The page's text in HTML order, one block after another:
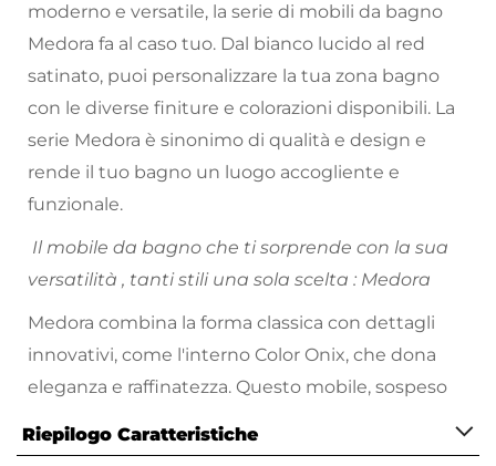
moderno e versatile, la serie di mobili da bagno
Medora fa al caso tuo. Dal bianco lucido al red
satinato, puoi personalizzare la tua zona bagno
con le diverse finiture e colorazioni disponibili. La
serie Medora è sinonimo di qualità e design e
rende il tuo bagno un luogo accogliente e
funzionale.
Il mobile da bagno che ti sorprende con la sua
versatilità , tanti stili una sola scelta : Medora
Medora combina la forma classica con dettagli
innovativi, come l'interno Color Onix, che dona
eleganza e raffinatezza. Questo mobile, sospeso
delle chiusure soft close e uno specchio, che
Riepilogo Caratteristiche